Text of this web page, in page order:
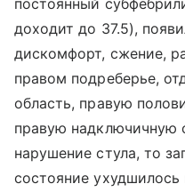
постоянный
доходит до 37.5),
дискомфорт, сжение,
правом подреберье,
область, правую
правую надключичную
нарушение стула, то
состояние